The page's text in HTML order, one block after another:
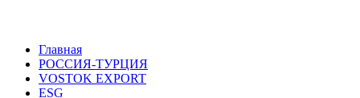
Главная
РОССИЯ-ТУРЦИЯ
VOSTOK EXPORT
ESG